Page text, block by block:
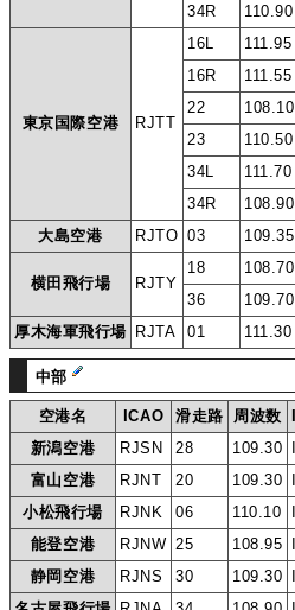
34R
110.90
東京国際空港 RJTT
16L 111.95
16R
111.55
22
108.10
23
110.50
34L
111.70
34R
108.90
大島空港
RJTO 03 109.35
横田飛行場 RJTY
18 108.70
36
109.70
厚木海軍飛行場 RJTA 01 111.30
中部
空港名 ICAO 滑走路 周波数
新潟空港
RJSN 28 109.30
富山空港
RJNT 20 109.30
小松飛行場
RJNK 06 110.10
能登空港
RJNW 25 108.95
静岡空港
RJNS 30 109.30